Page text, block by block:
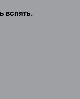
вспять.